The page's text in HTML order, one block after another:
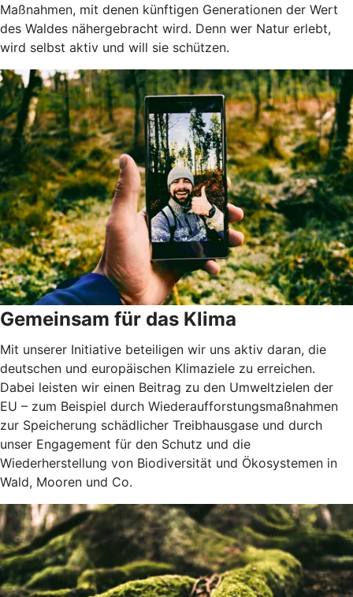
Maßnahmen, mit denen künftigen Generationen der Wert
des Waldes nähergebracht wird. Denn wer Natur erlebt,
wird selbst aktiv und will sie schützen.
Gemeinsam für das Klima
Mit unserer Initiative beteiligen wir uns aktiv daran, die
deutschen und europäischen Klimaziele zu erreichen.
Dabei leisten wir einen Beitrag zu den Umweltzielen der
EU – zum Beispiel durch Wiederaufforstungsmaßnahmen
zur Speicherung schädlicher Treibhausgase und durch
unser Engagement für den Schutz und die
Wiederherstellung von Biodiversität und Ökosystemen in
Wald, Mooren und Co.